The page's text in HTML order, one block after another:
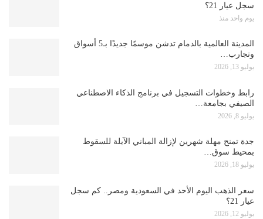
سجل عيار 21؟
يوم واحد منذ
المدينة العالمية بالدمام تدشن موسمًا جديدًا بـ5 أسواق
وتجارب…
يوليو 13, 2026
رابط وخطوات التسجيل في برنامج الذكاء الاصطناعي
الصيفي بجامعة…
يوليو 8, 2026
جدة تمنح مهلة شهرين لإزالة المباني الآيلة للسقوط
بمحيط سوق…
يوليو 18, 2026
سعر الذهب اليوم الأحد في السعودية ومصر.. كم سجل
عيار 21؟
يوليو 12, 2026